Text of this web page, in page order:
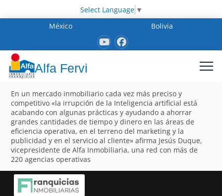
Select Language ▼
México
Bolivia
Alfa Fervi
En un mercado inmobiliario cada vez más preciso y
competitivo «la irrupción de la Inteligencia artificial está
acabando con algunas prácticas y ayudando a ahorrar
grandes cantidades de tiempo y dinero en las áreas de
eficiencia operativa, en el terreno del marketing y la
publicidad y en el servicio al cliente» afirma Jesús Duque,
vicepresidente de Alfa Inmobiliaria, una red con más de
220 agencias operativas